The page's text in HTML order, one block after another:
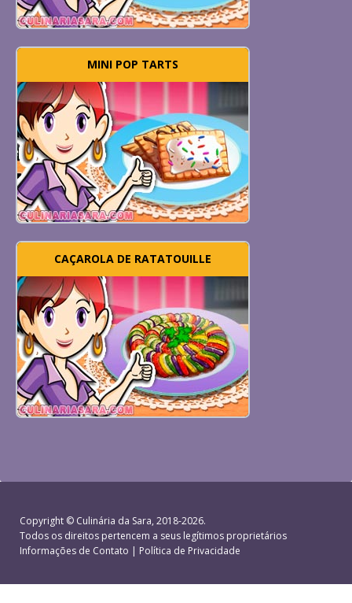
MINI POP TARTS
CAÇAROLA DE RATATOUILLE
Copyright © Culinária da Sara, 2018-2026.
Todos os direitos pertencem a seus legítimos proprietários
Informações de Contato | Política de Privacidade